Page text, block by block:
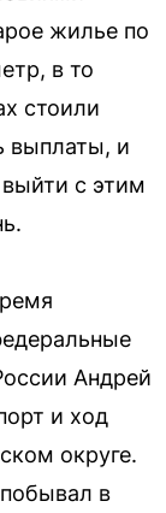
жилье по
в то
стоили
выплаты, и
с этим
Андрей
и ход
округе.
в